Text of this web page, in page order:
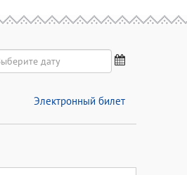
Электронный билет